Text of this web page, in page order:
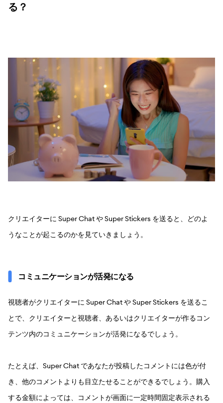
る？
クリエイターに Super Chat や Super Stickers を送ると、どのよ
うなことが起こるのかを見ていきましょう。
コミュニケーションが活発になる
視聴者がクリエイターに Super Chat や Super Stickers を送るこ
とで、クリエイターと視聴者、あるいはクリエイターが作るコン
テンツ内のコミュニケーションが活発になるでしょう。
たとえば、Super Chat であなたが投稿したコメントには色が付
き、他のコメントよりも目立たせることができるでしょう。購入
する金額によっては、コメントが画面に一定時間固定表示される